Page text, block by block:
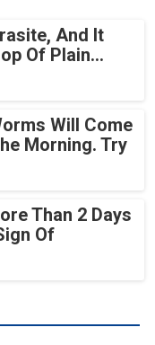
And It
Of Plain...
Will Come
Morning. Try
Than 2 Days
Of